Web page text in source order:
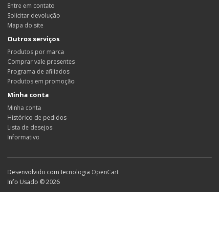
Entre em contato
Solicitar devolução
Mapa do site
Outros serviços
Produtos por marca
Comprar vale presentes
Programa de afiliados
Produtos em promoção
Minha conta
Minha conta
Histórico de pedidos
Lista de desejos
Informativo
Desenvolvido com tecnologia OpenCart
Info Usado © 2026